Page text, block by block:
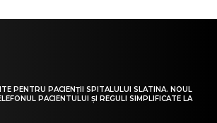
PENTRU PACIENȚII SPITALULUI SLATINA. NOUL
PACIENTULUI ȘI REGULI SIMPLIFICATE LA